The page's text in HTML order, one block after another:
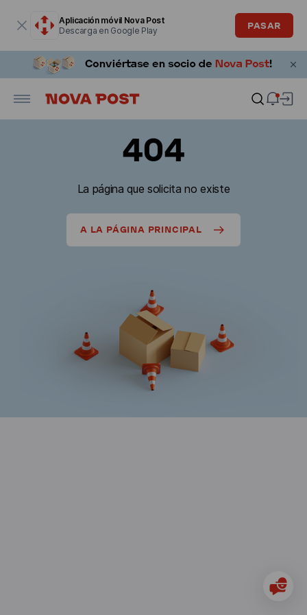
Aplicación móvil Nova Post
Descarga en Google Play
PASAR
404
La página que solicita no existe
A LA PÁGINA PRINCIPAL